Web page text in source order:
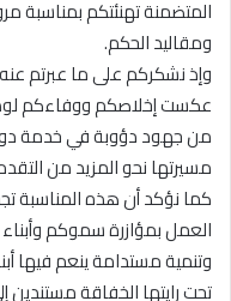
المتضمنة تهنئتكم بمناسبة
ومقاليد الحكم.
وإذ نشكركم على ما عبرتم
عكست إخلاصكم ووفاءكم لوطننا
من جهود دؤوبة في خدمة
مسيرتها نحو المزيد من
كما نؤكد أن هذه المناسبة
العمل بمؤازرة سموكم
وتنمية مستدامة ينعم فيها
تحت رايتها الخفاقة